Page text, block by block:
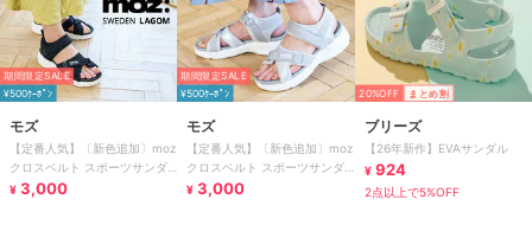
期間限定SALE
¥500ｸｰﾎﾟﾝ
モズ
【定番人気】〔新色追加〕moz
クロスベルト スポーツサンダ
ル
¥ 3,000
期間限定SALE
¥500ｸｰﾎﾟﾝ
モズ
【定番人気】〔新色追加〕moz
クロスベルト スポーツサンダ
ル
¥ 3,000
20%OFF まとめ割
ブリーズ
【26年新作】EVAサンダル
¥ 924
2点以上で5%OFF